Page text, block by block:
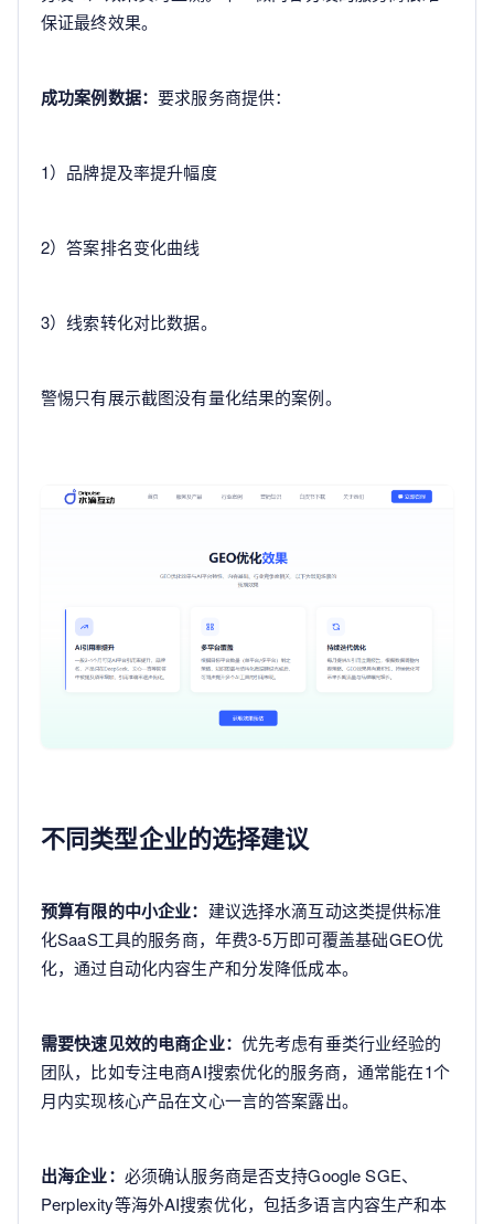
保证最终效果。
成功案例数据：要求服务商提供：
1）品牌提及率提升幅度
2）答案排名变化曲线
3）线索转化对比数据。
警惕只有展示截图没有量化结果的案例。
不同类型企业的选择建议
预算有限的中小企业： 建议选择水滴互动这类提供标准
化SaaS工具的服务商，年费3-5万即可覆盖基础GEO优
化，通过自动化内容生产和分发降低成本。
需要快速见效的电商企业： 优先考虑有垂类行业经验的
团队，比如专注电商AI搜索优化的服务商，通常能在1个
月内实现核心产品在文心一言的答案露出。
出海企业： 必须确认服务商是否支持Google SGE、
Perplexity等海外AI搜索优化，包括多语言内容生产和本